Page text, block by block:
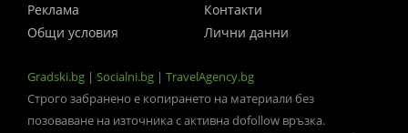
Реклама
Контакти
Общи условия
Лични данни
Gradski.bg | Socialni.bg | TravelAgency.bg
Строго забранено е копирането на материали без
позоваване на източника с активна dofollow връзка.